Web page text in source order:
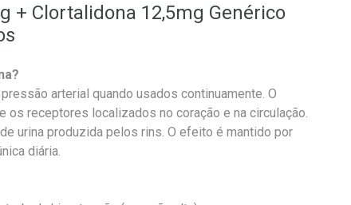
+ Clortalidona 12,5mg Genérico
arterial quando usados continuamente. O
os receptores localizados no coração e na circulação.
urina produzida pelos rins. O efeito é mantido por
diária.